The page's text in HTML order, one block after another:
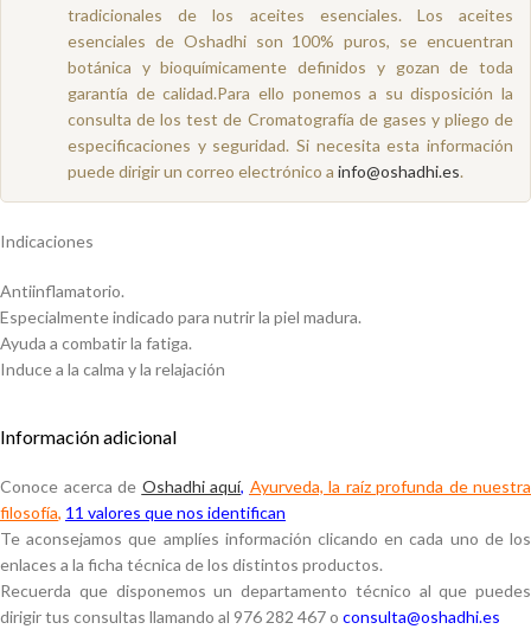
tradicionales de los aceites esenciales. Los aceites
esenciales de Oshadhi son 100% puros, se encuentran
botánica y bioquímicamente definidos y gozan de toda
garantía de calidad.Para ello ponemos a su disposición la
consulta de los test de Cromatografía de gases y pliego de
especificaciones y seguridad. Si necesita esta información
puede dirigir un correo electrónico a info@oshadhi.es.
Indicaciones
Antiinflamatorio.
Especialmente indicado para nutrir la piel madura.
Ayuda a combatir la fatiga.
Induce a la calma y la relajación
Información adicional
Conoce acerca de Oshadhi aquí, Ayurveda, la raíz profunda de nuestra
filosofía, 11 valores que nos identifican
Te aconsejamos que amplíes información clicando en cada uno de los
enlaces a la ficha técnica de los distintos productos.
Recuerda que disponemos un departamento técnico al que puedes
dirigir tus consultas llamando al 976 282 467 o consulta@oshadhi.es